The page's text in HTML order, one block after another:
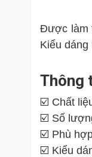
Được làm
Kiểu dáng
Thông
☑️ Chất
☑️ Số
☑️ Phù
☑️ Kiểu